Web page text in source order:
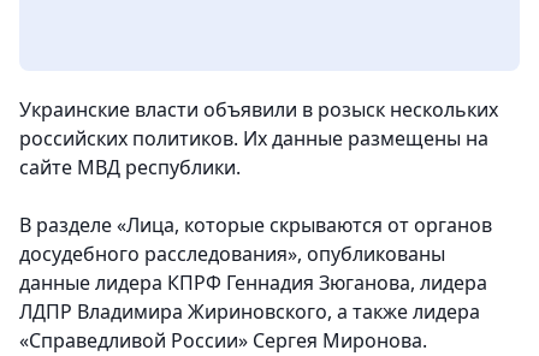
Украинские власти объявили в розыск нескольких
российских политиков. Их данные размещены на
сайте МВД республики.
В разделе «Лица, которые скрываются от органов
досудебного расследования», опубликованы
данные лидера КПРФ Геннадия Зюганова, лидера
ЛДПР Владимира Жириновского, а также лидера
«Справедливой России» Сергея Миронова.